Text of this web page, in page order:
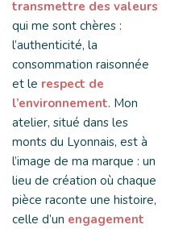
transmettre des valeurs
qui me sont chères :
l’authenticité, la
consommation raisonnée
et le respect de
l’environnement. Mon
atelier, situé dans les
monts du Lyonnais, est à
l’image de ma marque : un
lieu de création où chaque
pièce raconte une histoire,
celle d’un engagement